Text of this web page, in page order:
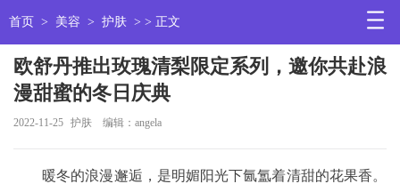
首页 > 美容 > 护肤 > > 正文
欧舒丹推出玫瑰清梨限定系列，邀你共赴浪
漫甜蜜的冬日庆典
2022-11-25 护肤 编辑：angela
暖冬的浪漫邂逅，是明媚阳光下氤氲着清甜的花果香。